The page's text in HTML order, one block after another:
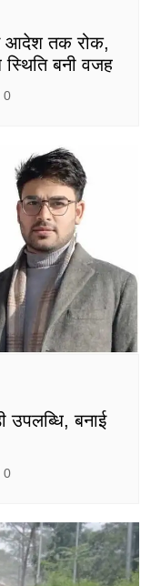
आदेश तक रोक,
बनी वजह
0
उपलब्धि, बनाई
0